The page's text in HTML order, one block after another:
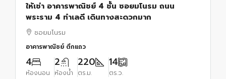
ให้เช่า อาคารพาณิชย์ 4 ชั้น ซอยมโนรม ถนน
พระราม 4 ทำเลดี เดินทางสะดวกมาก
ซอยมโนรม
อาคารพาณิชย์ ตึกแถว
4
ห้องนอน
2
ห้องน้ำ
220
ตร.ม.
14
ตร.ว.